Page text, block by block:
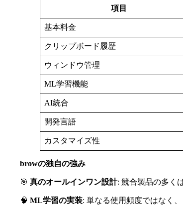
項目
基本料金
クリップボード履歴
ウィンドウ管理
ML学習機能
AI統合
開発言語
カスタマイズ性
browの独自の強み
🎯 真のオールインワン設計: 競合製品の多く
🧠 ML学習の実装: 単なる使用頻度ではなく